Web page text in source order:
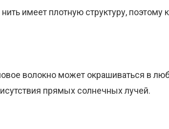
имеет плотную структуру,
волокно может окрашиваться в
прямых солнечных лучей.